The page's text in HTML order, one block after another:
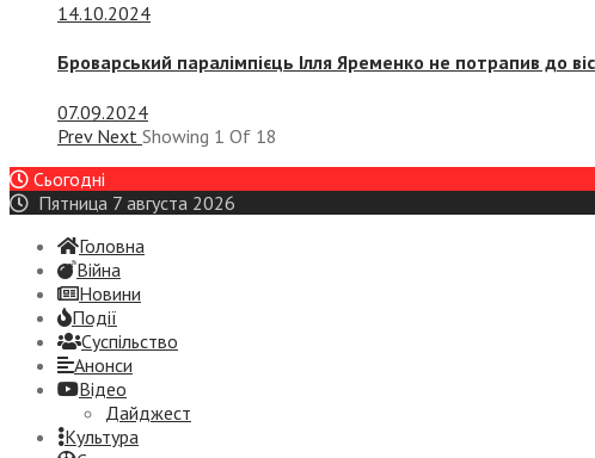
14.10.2024
Броварський паралімпієць Ілля Яременко не потрапив до
07.09.2024
Prev Next Showing 1 Of 18
Сьогодні
Пятница 7 августа 2026
Головна
Війна
Новини
Події
Суспiльство
Анонси
Відео
Дайджест
Культура